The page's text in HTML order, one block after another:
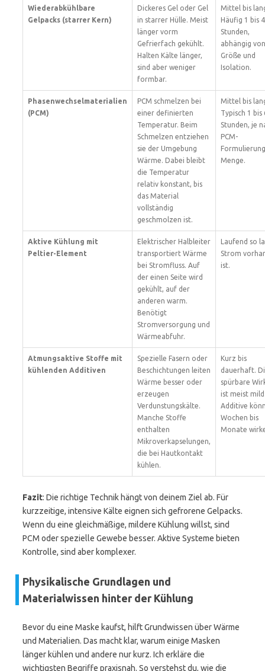
Wiederabkühlbare
Gelpacks (starrer Kern)
Dickeres Gel oder Gel
in starrer Hülle. Meist
länger vorm
Gefrierfach gekühlt.
Halten Kälte länger,
sind aber weniger
formbar.
Mittel bis
Häufig 1 bis 4
Stunden,
abhängig von
Größe und
Isolation.
Phasenwechselmaterialien
(PCM)
PCM schmelzen bei
einer definierten
Temperatur. Beim
Schmelzen entziehen
sie der Umgebung
Wärme. Dabei bleibt
die Temperatur
relativ konstant, bis
das Material
vollständig
geschmolzen ist.
Mittel bis
Typisch 1 bis
Stunden, je
PCM-
Menge.
Aktive Kühlung mit
Peltier-Element
Elektrischer Halbleiter
transportiert Wärme
bei Stromfluss. Auf
der einen Seite wird
gekühlt, auf der
anderen warm.
Benötigt
Stromversorgung und
Wärmeabfuhr.
Laufend so
Strom
ist.
Atmungsaktive Stoffe mit
kühlenden Additiven
Spezielle Fasern oder
Beschichtungen leiten
Wärme besser oder
erzeugen
Verdunstungskälte.
Manche Stoffe
enthalten
Mikroverkapselungen,
die bei Hautkontakt
kühlen.
Kurz bis
dauerhaft.
spürbare
ist meist
Additive
Wochen bis
Monate
Fazit: Die richtige Technik hängt von deinem Ziel ab. Für
kurzzeitige, intensive Kälte eignen sich gefrorene Gelpacks.
Wenn du eine gleichmäßige, mildere Kühlung willst, sind
PCM oder spezielle Gewebe besser. Aktive Systeme bieten
Kontrolle, sind aber komplexer.
Physikalische Grundlagen und
Materialwissen hinter der Kühlung
Bevor du eine Maske kaufst, hilft Grundwissen über Wärme
und Materialien. Das macht klar, warum einige Masken
länger kühlen und andere nur kurz. Ich erkläre die
wichtigsten Begriffe praxisnah. So verstehst du, wie die